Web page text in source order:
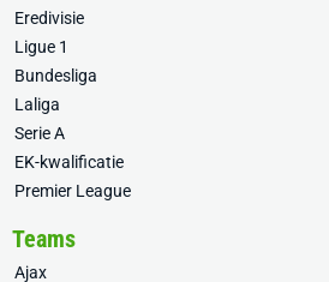
Eredivisie
Ligue 1
Bundesliga
Laliga
Serie A
EK-kwalificatie
Premier League
Teams
Ajax